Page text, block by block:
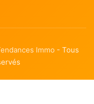
Immo - Tous